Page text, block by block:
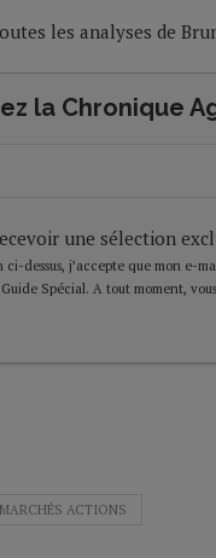
les analyses de
la Chronique
une sélection
dessus, j’accepte que mon e-
Spécial. A tout moment,
MARCHÉS ACTIONS